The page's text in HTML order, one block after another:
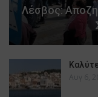
Λέσβος:
Αυγ 6,